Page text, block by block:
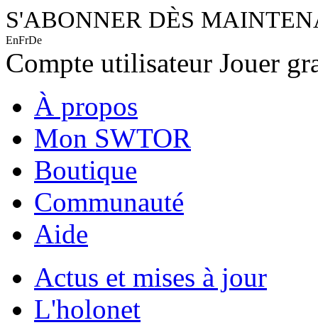
S'ABONNER DÈS
EnFrDe
Compte utilisateur Jouer
À propos
Mon SWTOR
Boutique
Communauté
Aide
Actus et mises à jour
L'holonet